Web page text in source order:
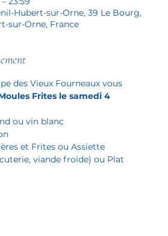
Hubert-sur-Orne, 39 Le Bourg,
sur-Orne, France
des Vieux Fourneaux vous
Frites le samedi 4
ou vin blanc
et Frites ou Assiette
viande froide) ou Plat